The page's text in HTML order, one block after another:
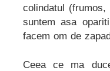
colindatul
suntem asa
facem om de
Ceea ce ma